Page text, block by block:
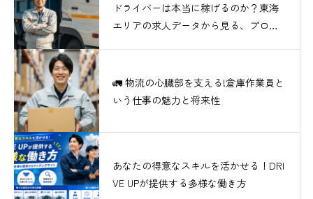
ドライバーは本当に稼げるのか？東海
エリアの求人データから見る、プロの
🚛 物流の心臓部を支える!倉庫作業員と
いう仕事の魅力と将来性
あなたの得意なスキルを活かせる！DRI
VE UPが提供する多様な働き方